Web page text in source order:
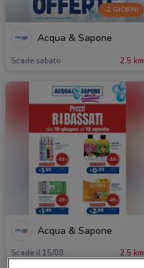
-2 GIORNI
Acqua & Sapone
Scade sabato 2.5 km
Acqua & Sapone
Scade il 15/08 2.5 km